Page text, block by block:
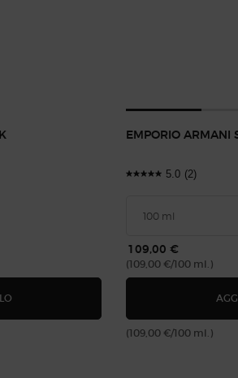
EMPORIO ARMANI
5.0 (2)
109,00 €
(109,00 €/100 ml.)
(109,00 €/100 ml.)